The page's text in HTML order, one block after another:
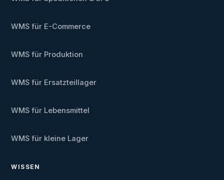
WMS für E-Commerce
WMS für Produktion
WMS für Ersatzteillager
WMS für Lebensmittel
WMS für kleine Lager
WISSEN